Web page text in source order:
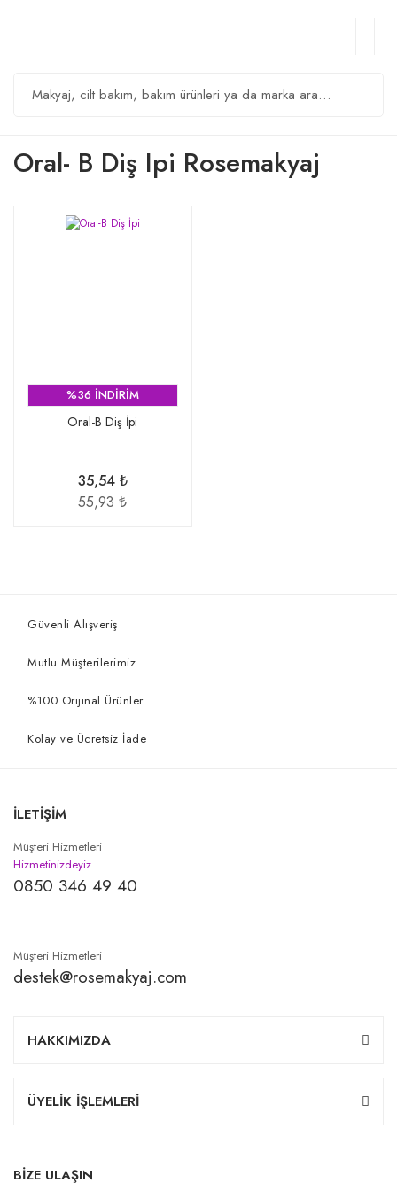
Oral- B Diş Ipi Rosemakyaj
%36 İNDİRİM
Oral-B Diş İpi
35,54 ₺
55,93 ₺
Güvenli Alışveriş
Mutlu Müşterilerimiz
%100 Orijinal Ürünler
Kolay ve Ücretsiz İade
İLETİŞİM
Müşteri Hizmetleri
Hizmetinizdeyiz
0850 346 49 40
Müşteri Hizmetleri
destek@rosemakyaj.com
HAKKIMIZDA
ÜYELİK İŞLEMLERİ
BİZE ULAŞIN